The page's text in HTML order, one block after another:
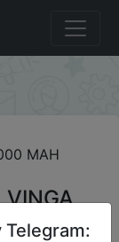
VINGA
Telegram: